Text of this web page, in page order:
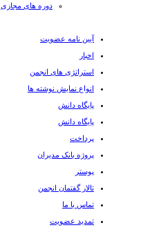
دوره های مجازی
آیین نامه عضویت
اخبار
استراتژی های انجمن
انواع نمایش نوشته ها
پایگاه دانش
پایگاه دانش
پرداخت
پروژه بانک مدیران
پوستر
تالار گفتمان انجمن
تماس با ما
تمدید عضویت